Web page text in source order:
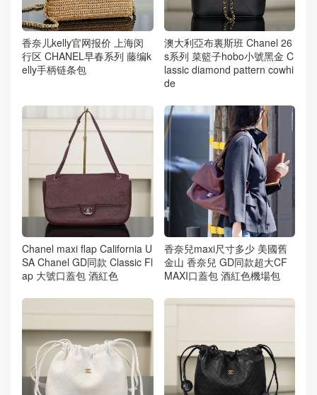
香奈儿kelly官网报价 上海闵
行区 CHANEL早春系列 藤编k
elly手柄链条包
澳大利亞布裏斯班 Chanel 26
s系列 菜籃子hobo小號黑金 C
lassic diamond pattern cowhi
de
Chanel maxi flap California U
SA Chanel GD同款 Classic Fl
ap 大號口蓋包 酒紅色
香奈兒maxi尺寸多少 美國舊
金山 香奈兒 GD同款超大CF
MAXI口蓋包 酒紅色機場包